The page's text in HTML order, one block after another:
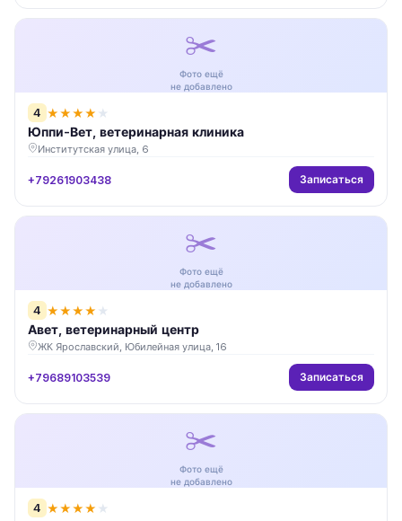
✂️
Фото ещё
не добавлено
4 ★★★★ ★
Юппи-Вет, ветеринарная клиника
Институтская улица, 6
+79261903438 Записаться
✂️
Фото ещё
не добавлено
4 ★★★★ ★
Авет, ветеринарный центр
ЖК Ярославский, Юбилейная улица, 16
+79689103539 Записаться
✂️
Фото ещё
не добавлено
4 ★★★★ ★